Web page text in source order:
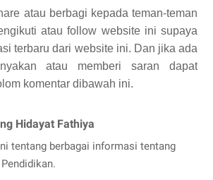
atau berbagi kepada teman-teman
atau follow website ini supaya
terbaru dari website ini. Dan jika ada
atau memberi saran dapat
komentar dibawah ini.
Hidayat Fathiya
tentang berbagai informasi tentang